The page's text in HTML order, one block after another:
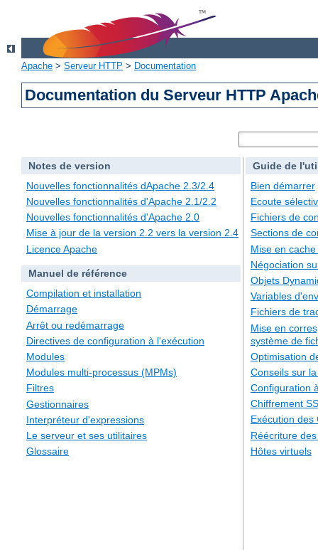
Apache > Serveur HTTP > Documentation
Documentation du Serveur HTTP
Notes de version
Nouvelles fonctionnalités dApache 2.3/2.4
Nouvelles fonctionnalités d'Apache 2.1/2.2
Nouvelles fonctionnalités d'Apache 2.0
Mise à jour de la version 2.2 vers la version 2.4
Licence Apache
Manuel de référence
Compilation et installation
Démarrage
Arrêt ou redémarrage
Directives de configuration à l'exécution
Modules
Modules multi-processus (MPMs)
Filtres
Gestionnaires
Interpréteur d'expressions
Le serveur et ses utilitaires
Glossaire
Guide de
Bien démarrer
Ecoute
Fichiers de
Sections de
Mise en
Négociation
Objets
Variables
Fichiers de
Mise en
système de
Optimisation
Conseils sur
Configuration
Chiffrement
Exécution des
Réécriture
Hôtes virtuels